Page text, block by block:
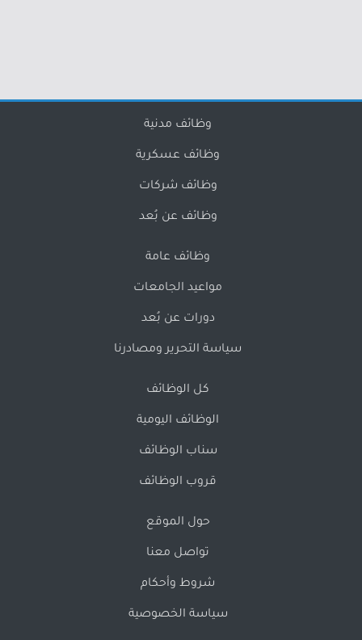
وظائف مدنية
وظائف عسكرية
وظائف شركات
وظائف عن بُعد
وظائف عامة
مواعيد الجامعات
دورات عن بُعد
سياسة التحرير ومصادرنا
كل الوظائف
الوظائف اليومية
سناب الوظائف
قروب الوظائف
حول الموقع
تواصل معنا
شروط وأحكام
سياسة الخصوصية